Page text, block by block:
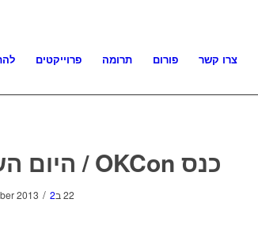
פרוייקטים תרומה פורום צרו קשר
כנס OKCon / היום השלישי ו-1⁄3 – יוסף ויסמן
22 בSeptember 2013 / 2 תגובות